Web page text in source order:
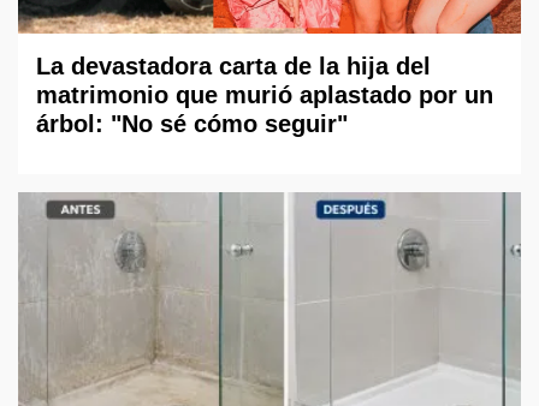
La devastadora carta de la hija del
matrimonio que murió aplastado por un
árbol: "No sé cómo seguir"